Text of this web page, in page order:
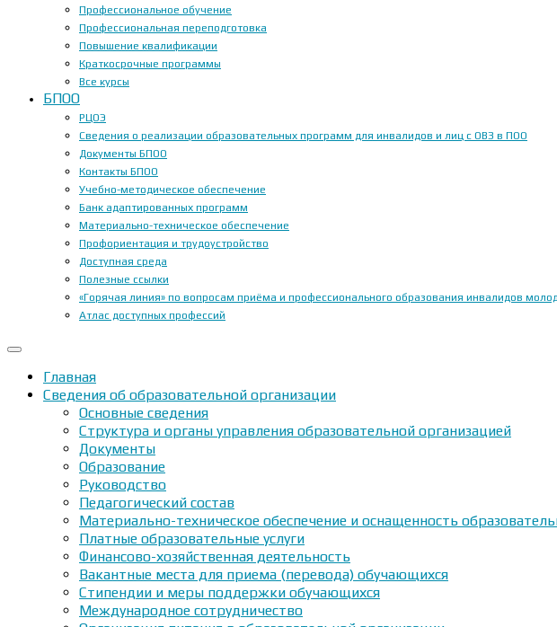
Профессиональное обучение
Профессиональная переподготовка
Повышение квалификации
Краткосрочные программы
Все курсы
БПОО
РЦОЭ
Сведения о реализации образовательных программ для инвалидов и лиц с ОВЗ в ПОО
Документы БПОО
Контакты БПОО
Учебно-методическое обеспечение
Банк адаптированных программ
Материально-техническое обеспечение
Профориентация и трудоустройство
Доступная среда
Полезные ссылки
«Горячая линия» по вопросам приёма и профессионального образования инвалидов
Атлас доступных профессий
Главная
Сведения об образовательной организации
Основные сведения
Структура и органы управления образовательной организацией
Документы
Образование
Руководство
Педагогический состав
Материально-техническое обеспечение и оснащенность
Платные образовательные услуги
Финансово-хозяйственная деятельность
Вакантные места для приема (перевода) обучающихся
Стипендии и меры поддержки обучающихся
Международное сотрудничество